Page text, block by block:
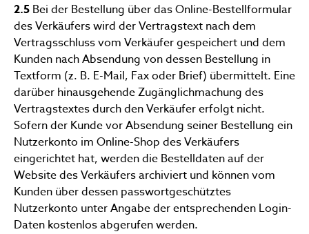
2.5 Bei der Bestellung über das Online-Bestellformular
des Verkäufers wird der Vertragstext nach dem
Vertragsschluss vom Verkäufer gespeichert und dem
Kunden nach Absendung von dessen Bestellung in
Textform (z. B. E-Mail, Fax oder Brief) übermittelt. Eine
darüber hinausgehende Zugänglichmachung des
Vertragstextes durch den Verkäufer erfolgt nicht.
Sofern der Kunde vor Absendung seiner Bestellung ein
Nutzerkonto im Online-Shop des Verkäufers
eingerichtet hat, werden die Bestelldaten auf der
Website des Verkäufers archiviert und können vom
Kunden über dessen passwortgeschütztes
Nutzerkonto unter Angabe der entsprechenden Login-
Daten kostenlos abgerufen werden.